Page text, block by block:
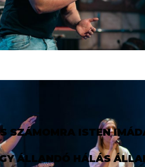
SZÁMOMRA ISTEN
ÁLLANDÓ HÁLÁS